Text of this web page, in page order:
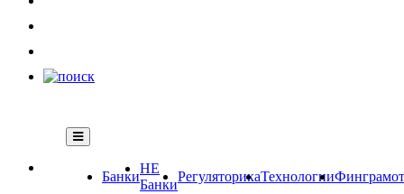
Банки
НЕ
Банки
РегуляторикаТехнологии